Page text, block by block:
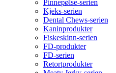
Pinnepølse-serien
Kjeks-serien
Dental Chews-serien
Kaninprodukter
Fiskeskinn-serien
FD-produkter
FD-serien
Retortprodukter